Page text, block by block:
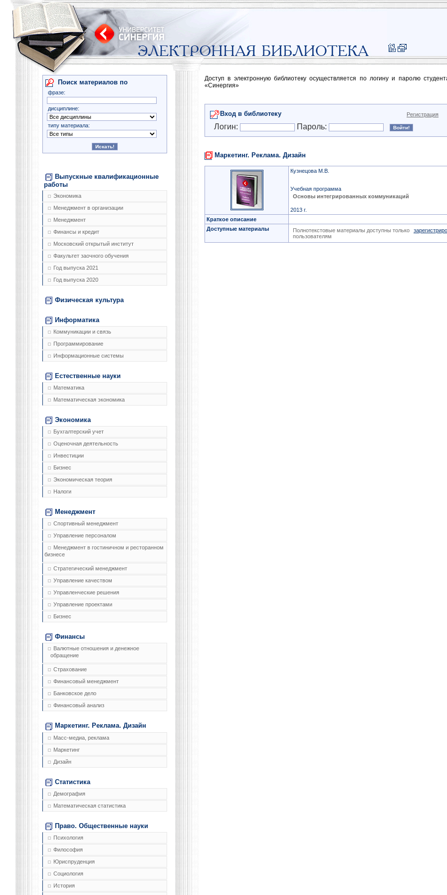
Поиск материалов по
фразе:
дисциплине:
типу материала:
Выпускные квалификационные
работы
Экономика
Менеджмент в организации
Менеджмент
Финансы и кредит
Московский открытый институт
Факультет заочного обучения
Год выпуска 2021
Год выпуска 2020
Физическая культура
Информатика
Коммуникации и связь
Программирование
Информационные системы
Естественные науки
Математика
Математическая экономика
Экономика
Бухгалтерский учет
Оценочная деятельность
Инвестиции
Бизнес
Экономическая теория
Налоги
Менеджмент
Спортивный менеджмент
Управление персоналом
Менеджмент в гостиничном и ресторанном
бизнесе
Стратегический менеджмент
Управление качеством
Управленческие решения
Управление проектами
Бизнес
Финансы
Валютные отношения и денежное
обращение
Страхование
Финансовый менеджмент
Банковское дело
Финансовый анализ
Маркетинг. Реклама. Дизайн
Масс-медиа, реклама
Маркетинг
Дизайн
Статистика
Демография
Математическая статистика
Право. Общественные науки
Психология
Философия
Юриспруденция
Социология
История
Доступ в электронную библиотеку осуществляется по логину и паролю
«Синергия»
Вход в библиотеку Регистрация
Логин: Пароль:
Маркетинг. Реклама. Дизайн
Кузнецова М.В.
Учебная программа
Основы интегрированных коммуникаций
2013 г.
Краткое описание
Доступные материалы
Полнотекстовые материалы доступны только
пользователям